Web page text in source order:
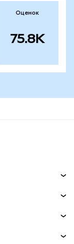
Оценок
75.8K